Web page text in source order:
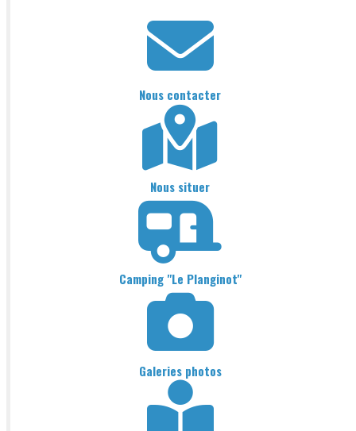
Nous contacter
Nous situer
Camping "Le Planginot"
Galeries photos